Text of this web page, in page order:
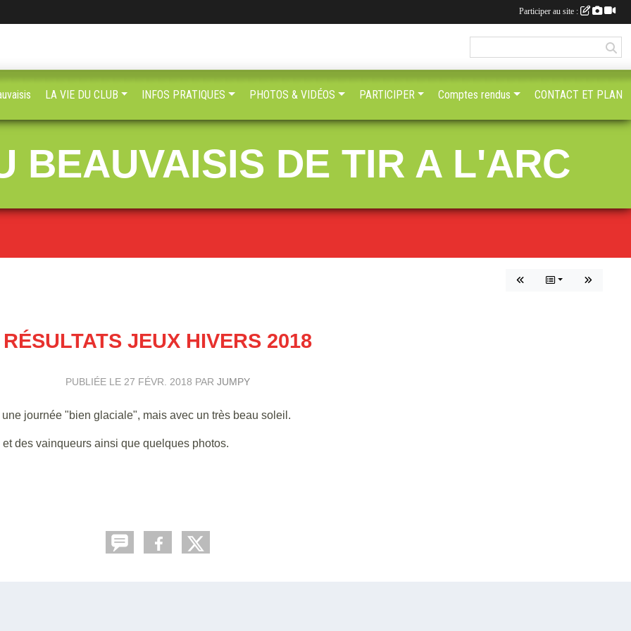
BEAUVAISIS DE TIR A L'ARC
RÉSULTATS JEUX HIVERS 2018
PUBLIÉE LE 27 FÉVR. 2018 PAR JUMPY
journée "bien glaciale", mais avec un très beau soleil.
des vainqueurs ainsi que quelques photos.
LA VIE DU CLUB INFOS PRATIQUES PHOTOS & VIDÉOS PARTICIPER Comptes rendus CONTACT ET PLAN
Participer au site :